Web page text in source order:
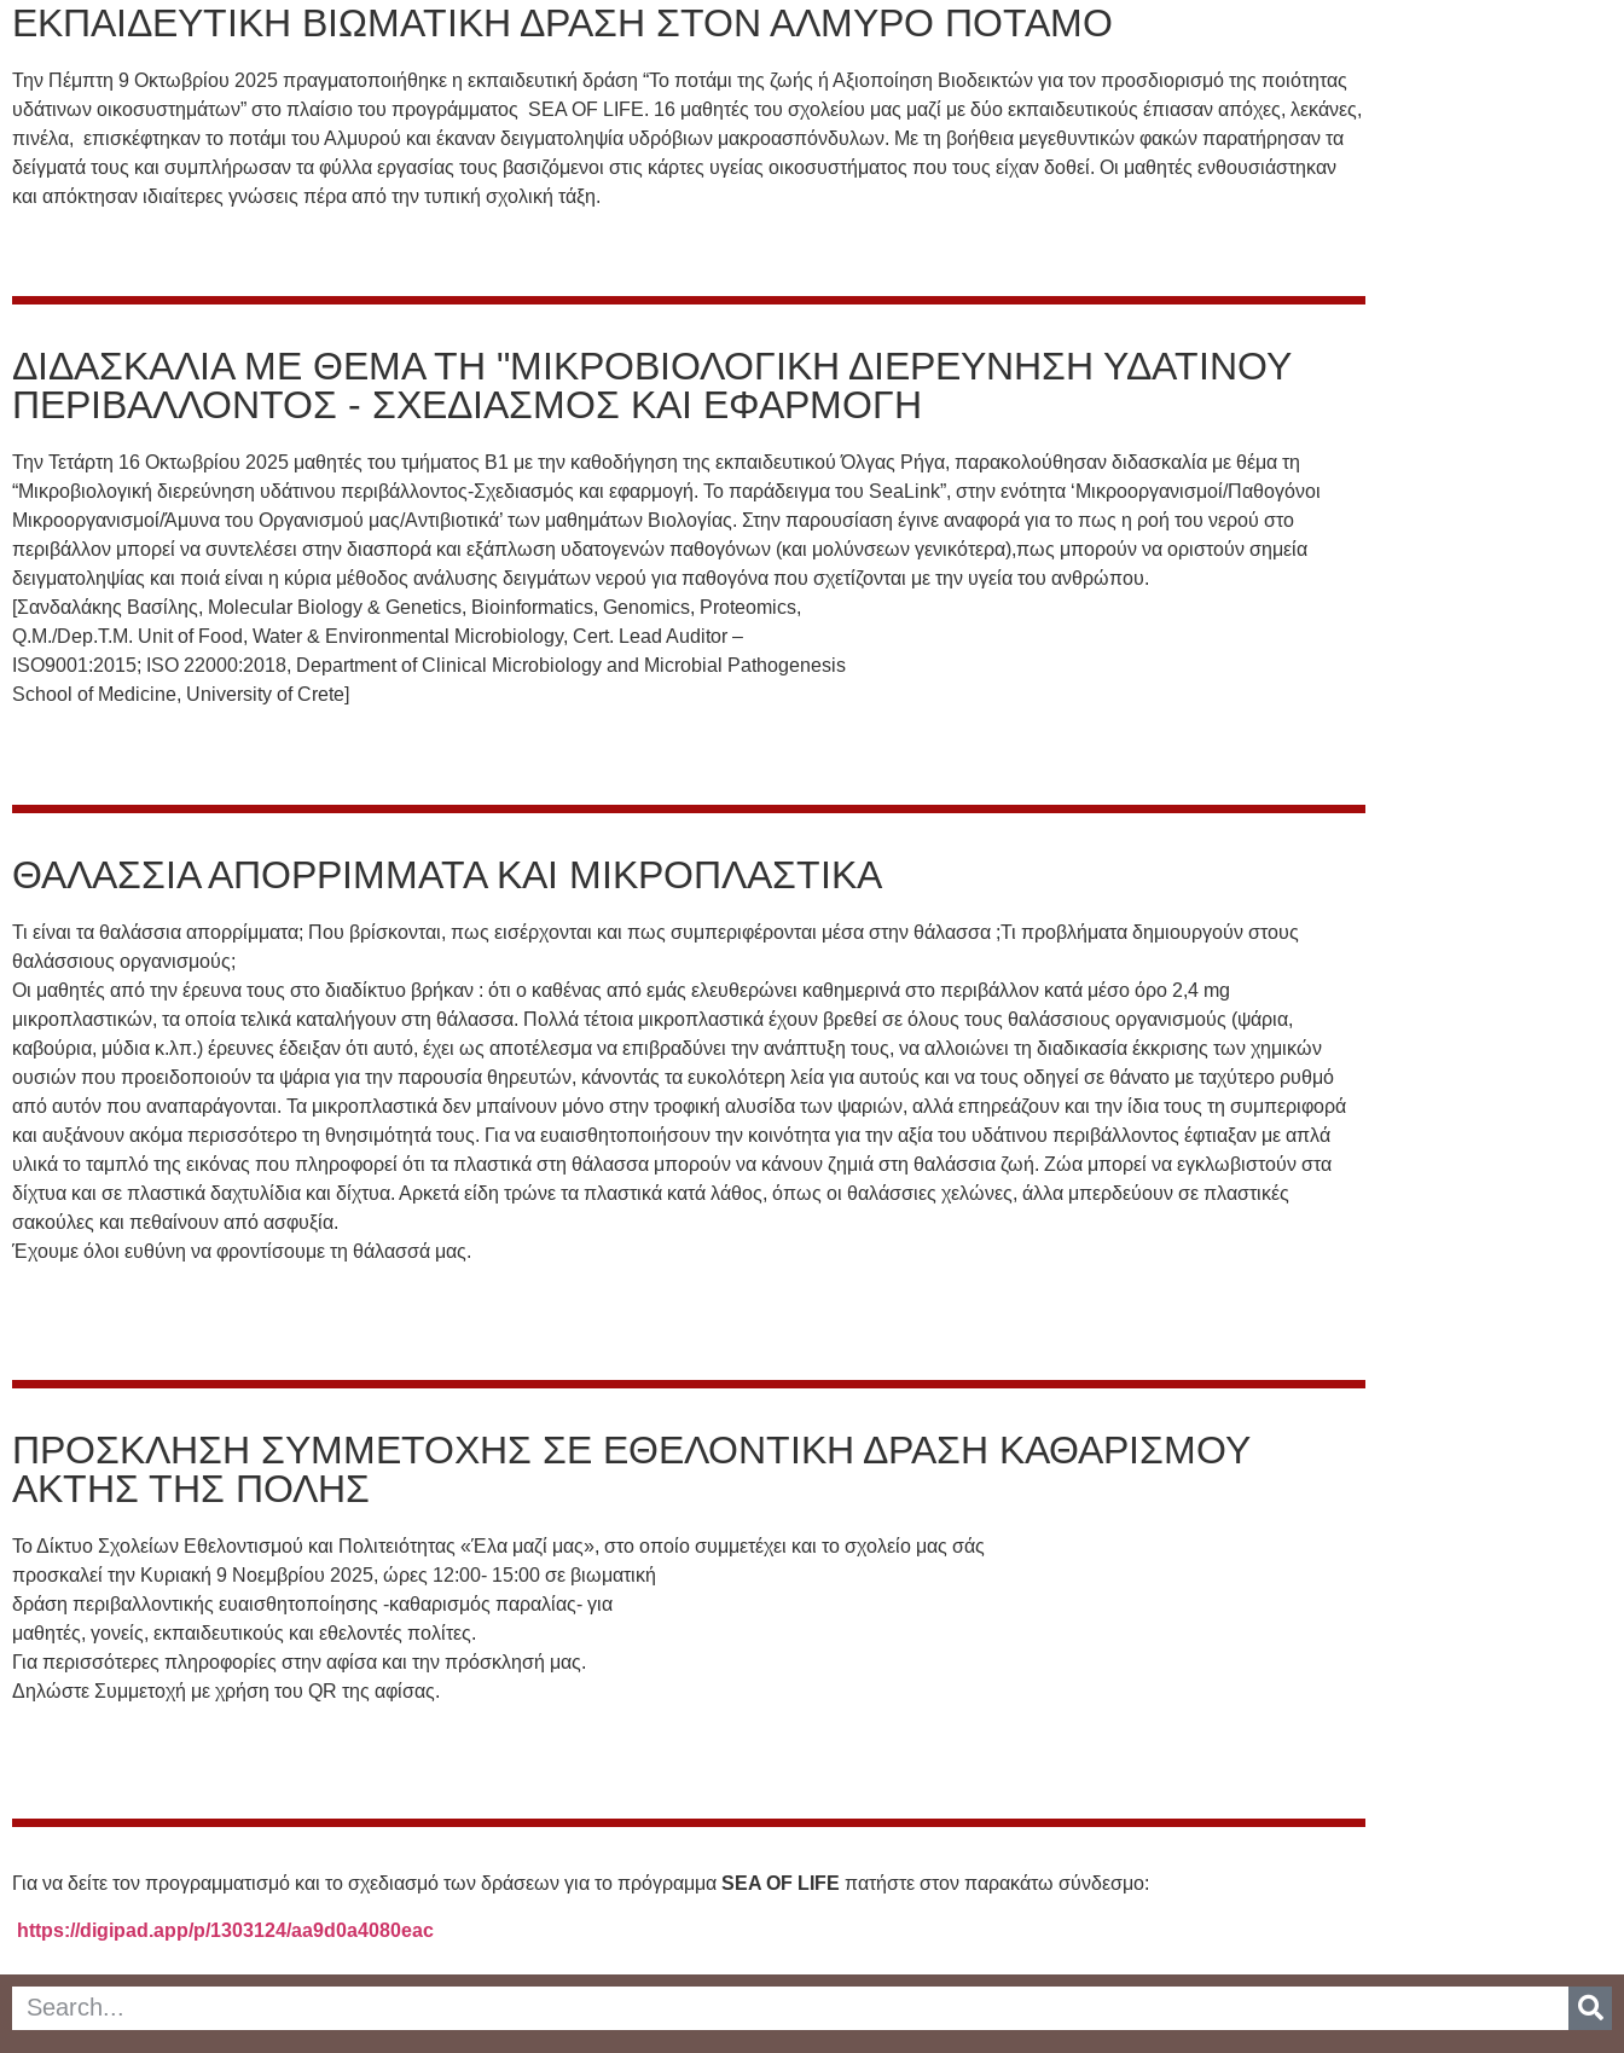
ΕΚΠΑΙΔΕΥΤΙΚΗ ΒΙΩΜΑΤΙΚΗ ΔΡΑΣΗ ΣΤΟΝ ΑΛΜΥΡΟ ΠΟΤΑΜΟ
Την Πέμπτη 9 Οκτωβρίου 2025 πραγματοποιήθηκε η εκπαιδευτική δράση “Το ποτάμι της ζωής ή Αξιοποίηση Βιοδεικτών για τον προσδιορισμό της ποιότητας
υδάτινων οικοσυστημάτων” στο πλαίσιο του προγράμματος SEA OF LIFE. 16 μαθητές του σχολείου μας μαζί με δύο εκπαιδευτικούς έπιασαν απόχες, λεκάνες,
πινέλα, επισκέφτηκαν το ποτάμι του Αλμυρού και έκαναν δειγματοληψία υδρόβιων μακροασπόνδυλων. Με τη βοήθεια μεγεθυντικών φακών παρατήρησαν τα
δείγματά τους και συμπλήρωσαν τα φύλλα εργασίας τους βασιζόμενοι στις κάρτες υγείας οικοσυστήματος που τους είχαν δοθεί. Οι μαθητές ενθουσιάστηκαν
και απόκτησαν ιδιαίτερες γνώσεις πέρα από την τυπική σχολική τάξη.
ΔΙΔΑΣΚΑΛΙΑ ΜΕ ΘΕΜΑ ΤΗ "ΜΙΚΡΟΒΙΟΛΟΓΙΚΗ ΔΙΕΡΕΥΝΗΣΗ ΥΔΑΤΙΝΟΥ
ΠΕΡΙΒΑΛΛΟΝΤΟΣ - ΣΧΕΔΙΑΣΜΟΣ ΚΑΙ ΕΦΑΡΜΟΓΗ
Την Τετάρτη 16 Οκτωβρίου 2025 μαθητές του τμήματος Β1 με την καθοδήγηση της εκπαιδευτικού Όλγας Ρήγα, παρακολούθησαν διδασκαλία με θέμα τη
“Μικροβιολογική διερεύνηση υδάτινου περιβάλλοντος-Σχεδιασμός και εφαρμογή. Το παράδειγμα του SeaLink”, στην ενότητα ‘Μικροοργανισμοί/Παθογόνοι
Μικροοργανισμοί/Άμυνα του Οργανισμού μας/Αντιβιοτικά’ των μαθημάτων Βιολογίας. Στην παρουσίαση έγινε αναφορά για το πως η ροή του νερού στο
περιβάλλον μπορεί να συντελέσει στην διασπορά και εξάπλωση υδατογενών παθογόνων (και μολύνσεων γενικότερα),πως μπορούν να οριστούν σημεία
δειγματοληψίας και ποιά είναι η κύρια μέθοδος ανάλυσης δειγμάτων νερού για παθογόνα που σχετίζονται με την υγεία του ανθρώπου.
[Σανδαλάκης Βασίλης, Molecular Biology & Genetics, Bioinformatics, Genomics, Proteomics,
Q.M./Dep.T.M. Unit of Food, Water & Environmental Microbiology, Cert. Lead Auditor –
ISO9001:2015; ISO 22000:2018, Department of Clinical Microbiology and Microbial Pathogenesis
School of Medicine, University of Crete]
ΘΑΛΑΣΣΙΑ ΑΠΟΡΡΙΜΜΑΤΑ ΚΑΙ ΜΙΚΡΟΠΛΑΣΤΙΚΑ
Τι είναι τα θαλάσσια απορρίμματα; Που βρίσκονται, πως εισέρχονται και πως συμπεριφέρονται μέσα στην θάλασσα ;Τι προβλήματα δημιουργούν στους
θαλάσσιους οργανισμούς;
Οι μαθητές από την έρευνα τους στο διαδίκτυο βρήκαν : ότι ο καθένας από εμάς ελευθερώνει καθημερινά στο περιβάλλον κατά μέσο όρο 2,4 mg
μικροπλαστικών, τα οποία τελικά καταλήγουν στη θάλασσα. Πολλά τέτοια μικροπλαστικά έχουν βρεθεί σε όλους τους θαλάσσιους οργανισμούς (ψάρια,
καβούρια, μύδια κ.λπ.) έρευνες έδειξαν ότι αυτό, έχει ως αποτέλεσμα να επιβραδύνει την ανάπτυξη τους, να αλλοιώνει τη διαδικασία έκκρισης των χημικών
ουσιών που προειδοποιούν τα ψάρια για την παρουσία θηρευτών, κάνοντάς τα ευκολότερη λεία για αυτούς και να τους οδηγεί σε θάνατο με ταχύτερο ρυθμό
από αυτόν που αναπαράγονται. Τα μικροπλαστικά δεν μπαίνουν μόνο στην τροφική αλυσίδα των ψαριών, αλλά επηρεάζουν και την ίδια τους τη συμπεριφορά
και αυξάνουν ακόμα περισσότερο τη θνησιμότητά τους. Για να ευαισθητοποιήσουν την κοινότητα για την αξία του υδάτινου περιβάλλοντος έφτιαξαν με απλά
υλικά το ταμπλό της εικόνας που πληροφορεί ότι τα πλαστικά στη θάλασσα μπορούν να κάνουν ζημιά στη θαλάσσια ζωή. Ζώα μπορεί να εγκλωβιστούν στα
δίχτυα και σε πλαστικά δαχτυλίδια και δίχτυα. Αρκετά είδη τρώνε τα πλαστικά κατά λάθος, όπως οι θαλάσσιες χελώνες, άλλα μπερδεύουν σε πλαστικές
σακούλες και πεθαίνουν από ασφυξία.
Έχουμε όλοι ευθύνη να φροντίσουμε τη θάλασσά μας.
ΠΡΟΣΚΛΗΣΗ ΣΥΜΜΕΤΟΧΗΣ ΣΕ ΕΘΕΛΟΝΤΙΚΗ ΔΡΑΣΗ ΚΑΘΑΡΙΣΜΟΥ
ΑΚΤΗΣ ΤΗΣ ΠΟΛΗΣ
Το Δίκτυο Σχολείων Εθελοντισμού και Πολιτειότητας «Έλα μαζί μας», στο οποίο συμμετέχει και το σχολείο μας σάς
προσκαλεί την Κυριακή 9 Νοεμβρίου 2025, ώρες 12:00- 15:00 σε βιωματική
δράση περιβαλλοντικής ευαισθητοποίησης -καθαρισμός παραλίας- για
μαθητές, γονείς, εκπαιδευτικούς και εθελοντές πολίτες.
Για περισσότερες πληροφορίες στην αφίσα και την πρόσκλησή μας.
Δηλώστε Συμμετοχή με χρήση του QR της αφίσας.
Για να δείτε τον προγραμματισμό και το σχεδιασμό των δράσεων για το πρόγραμμα SEA OF LIFE πατήστε στον παρακάτω σύνδεσμο:
https://digipad.app/p/1303124/aa9d0a4080eac